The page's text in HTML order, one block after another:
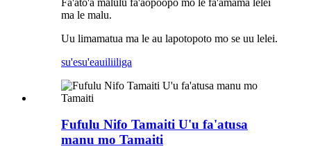
ma le malu.
Uu limamatua ma le au lapotopoto mo se uu lelei.
su'esu'eauiliiliga
Fufulu Nifo Tamaiti U'u fa'atusa
manu mo Tamaiti